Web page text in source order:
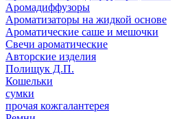
Аромадиффузоры
Ароматизаторы на жидкой основе
Ароматические саше и мешочки
Свечи ароматические
Авторские изделия
Полищук Д.П.
Кошельки
сумки
прочая кожгалантерея